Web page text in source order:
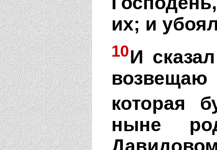
их; и
10И
которая
ныне